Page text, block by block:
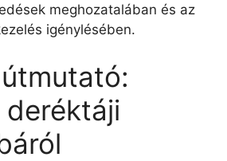
meghozatalában és az
igénylésében.
deréktáji